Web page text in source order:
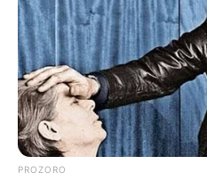
PROZORO